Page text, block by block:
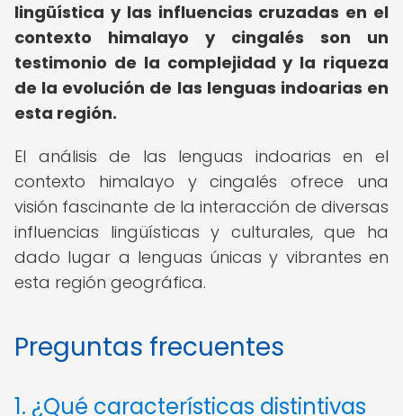
lingüística y las influencias cruzadas en el
contexto himalayo y cingalés son un
testimonio de la complejidad y la riqueza
de la evolución de las lenguas indoarias en
esta región.
El análisis de las lenguas indoarias en el
contexto himalayo y cingalés ofrece una
visión fascinante de la interacción de diversas
influencias lingüísticas y culturales, que ha
dado lugar a lenguas únicas y vibrantes en
esta región geográfica.
Preguntas frecuentes
1. ¿Qué características distintivas